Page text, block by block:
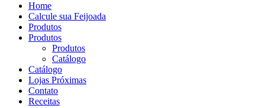
Home
Calcule sua Feijoada
Produtos
Produtos
Produtos
Catálogo
Catálogo
Lojas Próximas
Contato
Receitas